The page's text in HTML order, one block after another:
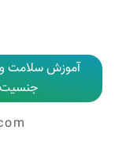
آموزش سلامت